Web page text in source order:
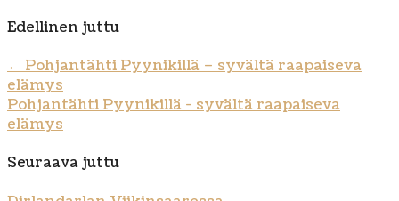
Edellinen juttu
← Pohjantähti Pyynikillä – syvältä raapaiseva
elämys
Pohjantähti Pyynikillä - syvältä raapaiseva
elämys
Seuraava juttu